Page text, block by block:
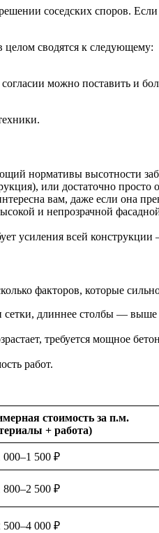
соседских споров.
целом сводятся к следующему:
можно поставить и
нормативы высотности
или достаточно просто
вам, даже если она
и непрозрачной
усиления всей
факторов, которые
сетки, длиннее столбы — выше
требуется мощное
работ.
стоимость за п.м.
+ работа)
000–1 500 ₽
800–2 500 ₽
500–4 000 ₽